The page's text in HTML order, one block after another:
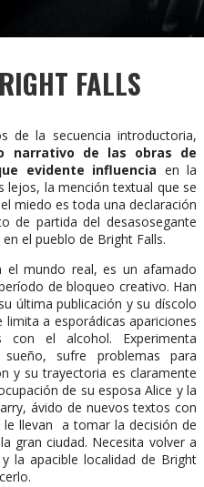
FALLS
de la secuencia introductoria,
narrativo de las obras de
evidente influencia en la
lejos, la mención textual que se
miedo es toda una declaración
de partida del desasosegante
el pueblo de Bright Falls.
el mundo real, es un afamado
de bloqueo creativo. Han
última publicación y su díscolo
a esporádicas apariciones
el alcohol. Experimenta
sufre problemas para
y su trayectoria es claramente
de su esposa Alice y la
ávido de nuevos textos con
llevan a tomar la decisión de
gran ciudad. Necesita volver a
la apacible localidad de Bright